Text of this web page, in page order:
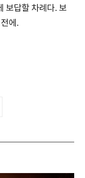
보답할 차례다. 보
에.